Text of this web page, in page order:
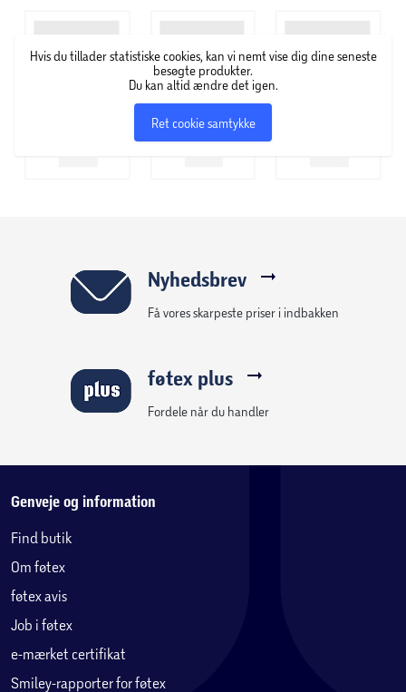
Fremstillet i polyester med isoleret foring
Bred lynlåsåbning for nem adgang
Forlomme til småting
Egnet til picnic, strand og udendørs brug
Hvis du tillader statistiske cookies, kan vi nemt vise dig dine seneste
besøgte produkter.
Du kan altid ændre det igen.
Ret cookie samtykke
Nyhedsbrev
Få vores skarpeste priser i indbakken
føtex plus
Fordele når du handler
Genveje og information
Find butik
Om føtex
føtex avis
Job i føtex
e-mærket certifikat
Smiley-rapporter for føtex